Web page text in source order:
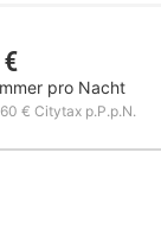
pro Nacht
€ Citytax p.P.p.N.